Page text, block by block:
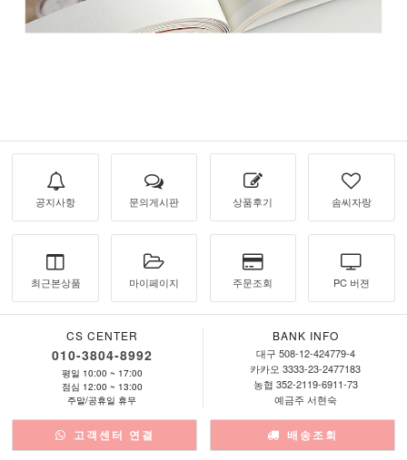
공지사항 문의게시판 상품후기 솜씨자랑
최근본상품 마이페이지 주문조회 PC 버젼
CS CENTER
010-3804-8992
평일 10:00 ~ 17:00
점심 12:00 ~ 13:00
주말/공휴일 휴무
BANK INFO
대구 508-12-424779-4
카카오 3333-23-2477183
농협 352-2119-6911-73
예금주 서현숙
고객센터 연결 배송조회